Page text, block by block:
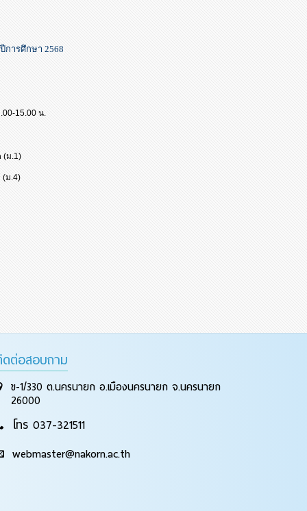
ปีการศึกษา 2568
15.00 น.
(ม.1)
(ม.4)
ต่อสอบถาม
ข-1/330 ต.นครนายก อ.เมืองนครนายก จ.นครนายก
26000
โทร 037-321511
webmaster@nakorn.ac.th